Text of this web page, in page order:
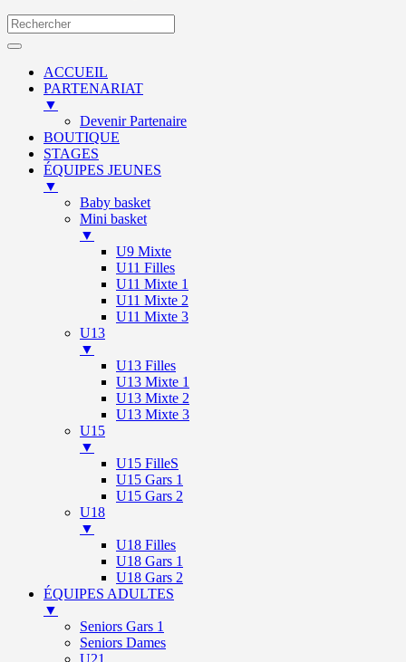
ACCUEIL
PARTENARIAT
▼
Devenir Partenaire
BOUTIQUE
STAGES
ÉQUIPES JEUNES
▼
Baby basket
Mini basket
▼
U9 Mixte
U11 Filles
U11 Mixte 1
U11 Mixte 2
U11 Mixte 3
U13
▼
U13 Filles
U13 Mixte 1
U13 Mixte 2
U13 Mixte 3
U15
▼
U15 FilleS
U15 Gars 1
U15 Gars 2
U18
▼
U18 Filles
U18 Gars 1
U18 Gars 2
ÉQUIPES ADULTES
▼
Seniors Gars 1
Seniors Dames
U21